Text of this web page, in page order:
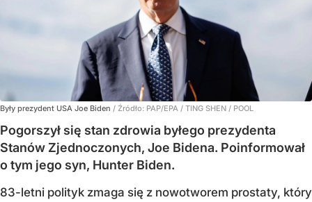
Były prezydent USA Joe Biden / Źródło: PAP/EPA / TING SHEN / POOL
Pogorszył się stan zdrowia byłego prezydenta
Stanów Zjednoczonych, Joe Bidena. Poinformował
o tym jego syn, Hunter Biden.
83-letni polityk zmaga się z nowotworem prostaty, który